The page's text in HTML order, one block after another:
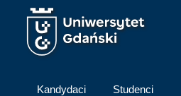
Przejdź do treści
Kandydaci Studenci